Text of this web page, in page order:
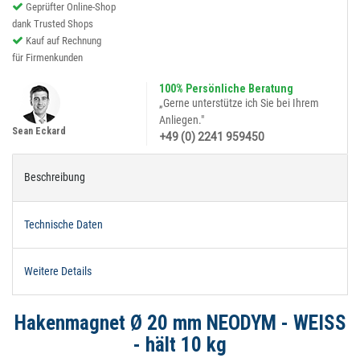
Geprüfter Online-Shop
dank Trusted Shops
Kauf auf Rechnung
für Firmenkunden
100% Persönliche Beratung
„Gerne unterstütze ich Sie bei Ihrem
Anliegen."
+49 (0) 2241 959450
Sean Eckard
Beschreibung
Technische Daten
Weitere Details
Hakenmagnet Ø 20 mm NEODYM - WEISS
- hält 10 kg